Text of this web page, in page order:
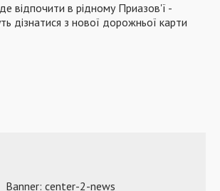
відпочити в рідному Приазов'ї -
дізнатися з нової дорожньої карти